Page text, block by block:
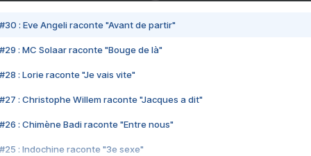
#30 : Eve Angeli raconte "Avant de partir"
#29 : MC Solaar raconte "Bouge de là"
#28 : Lorie raconte "Je vais vite"
#27 : Christophe Willem raconte "Jacques a dit"
#26 : Chimène Badi raconte "Entre nous"
#25 : Indochine raconte "3e sexe"